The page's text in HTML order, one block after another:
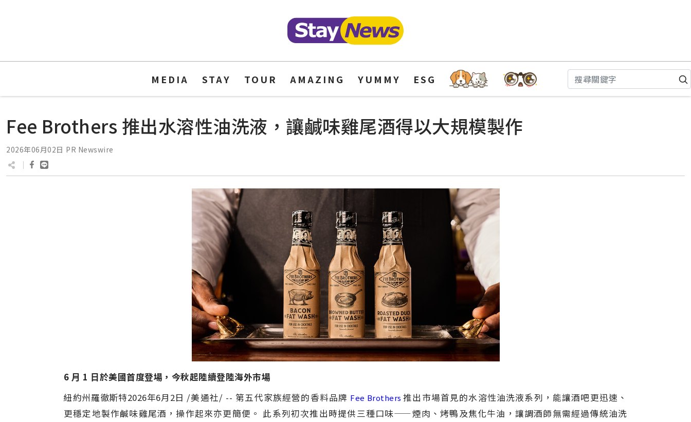
MEDIA STAY TOUR AMAZING YUMMY ESG
Fee Brothers 推出水溶性油洗液，讓鹹味雞尾酒得以大規模製作
2026年06月02日 PR Newswire
6 月 1 日於美國首度登場，今秋起陸續登陸海外市場
紐約州羅徹斯特2026年6月2日 /美通社/ -- 第五代家族經營的香料品牌 Fee Brothers推出市場首見的水溶性油洗液系列，能讓酒吧更迅速、
更穩定地製作鹹味雞尾酒，操作起來亦更簡便。 此系列初次推出時提供三種口味——煙肉、烤鴨及焦化牛油，讓調酒師無需經過傳統油洗